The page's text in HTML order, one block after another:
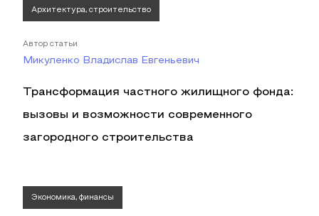
Архитектура, строительство
Автор статьи
Микуленко Владислав Евгеньевич
Трансформация частного жилищного фонда:
вызовы и возможности современного
загородного строительства
Экономика, финансы